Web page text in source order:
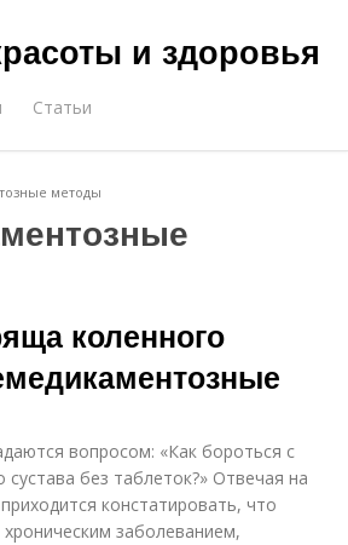
и здоровья
Статьи
методы
коленного
вопросом: «Как бороться с
сустава без таблеток?» Отвечая на
констатировать, что
заболеванием,